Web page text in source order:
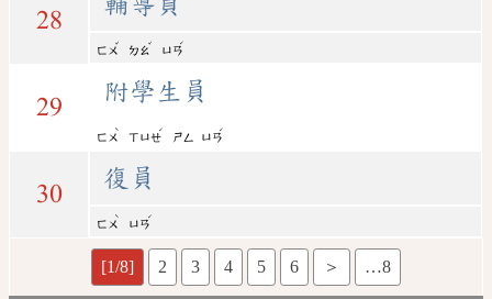
28
ㄈㄨ
ˇ
ㄉㄠ
ˇ
ㄩㄢ
ˊ
29
附學生員
ㄈㄨ
ˋ
ㄒㄩㄝ
ˊ
ㄕㄥ ㄩㄢ
ˊ
30
復員
ㄈㄨ
ˋ
ㄩㄢ
ˊ
[1/8] 2 3 4 5 6 ＞ …8